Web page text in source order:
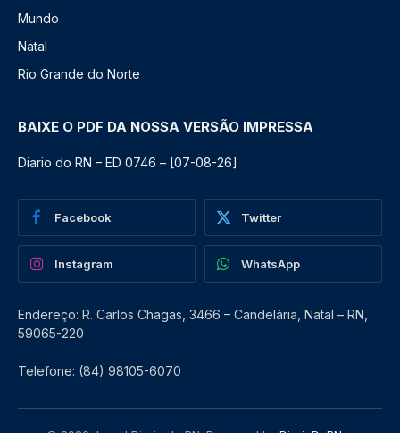
Mundo
Natal
Rio Grande do Norte
BAIXE O PDF DA NOSSA VERSÃO IMPRESSA
Diario do RN – ED 0746 – [07-08-26]
Facebook Twitter
Instagram WhatsApp
Endereço: R. Carlos Chagas, 3466 – Candelária, Natal – RN,
59065-220
Telefone: (84) 98105-6070